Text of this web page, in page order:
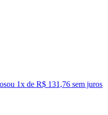
ou 1x de R$ 131,76 sem juros